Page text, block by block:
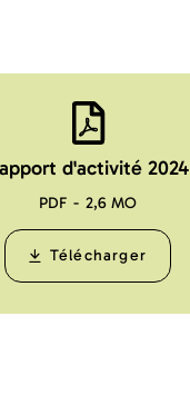
d'activité 2024
PDF 2,6 MO
Télécharger